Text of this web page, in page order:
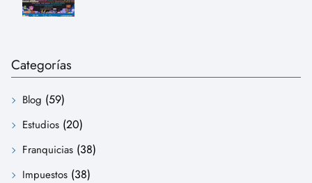
Categorías
Blog (59)
Estudios (20)
Franquicias (38)
Impuestos (38)